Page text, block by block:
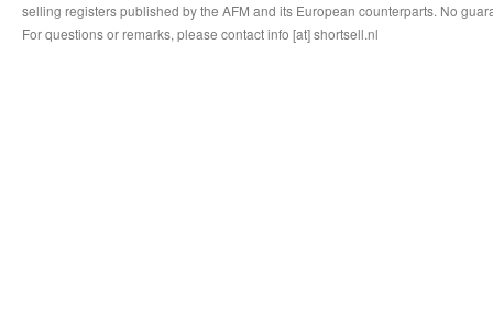
selling registers published by the AFM and its European counterparts. No
For questions or remarks, please contact info [at] shortsell.nl